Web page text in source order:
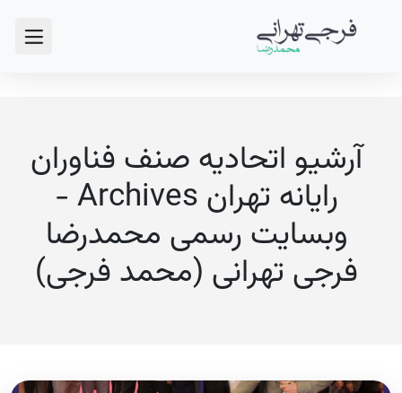
آرشیو اتحادیه صنف فناوران
رایانه تهران Archives -
وبسایت رسمی محمدرضا
فرجی تهرانی (محمد فرجی)